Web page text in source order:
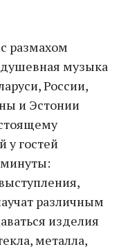
размахом
музыка
России,
и Эстонии
у гостей
минуты:
различным
изделия
металла,